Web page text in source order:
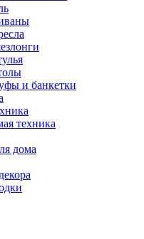
и банкетки
техника
дома